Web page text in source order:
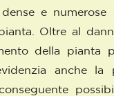
e numerose
Oltre al
della pianta
anche la